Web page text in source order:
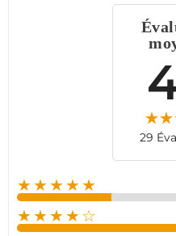
web embarqué
caméras et capteurs
en temps réel. Fiable et
industriels, hôtels
29
★★★★★
★★★★☆